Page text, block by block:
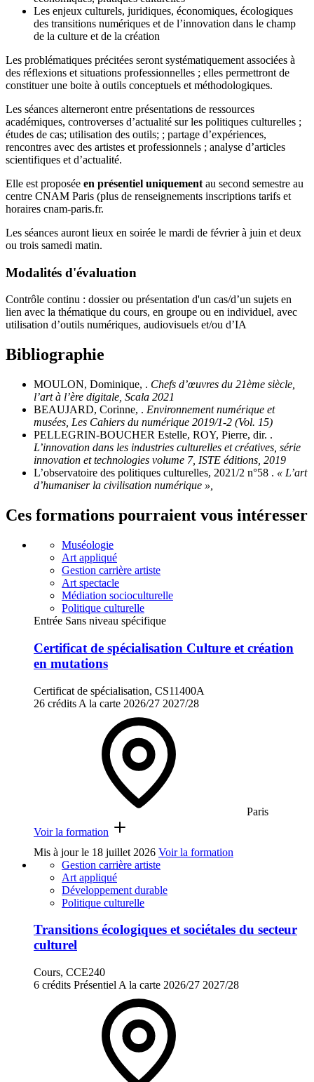
Les enjeux culturels, juridiques, économiques, écologiques
des transitions numériques et de l’innovation dans le champ
de la culture et de la création
Les problématiques précitées seront systématiquement associées à
des réflexions et situations professionnelles ; elles permettront de
constituer une boite à outils conceptuels et méthodologiques.
Les séances alterneront entre présentations de ressources
académiques, controverses d’actualité sur les politiques culturelles ;
études de cas; utilisation des outils; ; partage d’expériences,
rencontres avec des artistes et professionnels ; analyse d’articles
scientifiques et d’actualité.
Elle est proposée en présentiel uniquement au second semestre au
centre CNAM Paris (plus de renseignements inscriptions tarifs et
horaires cnam-paris.fr.
Les séances auront lieux en soirée le mardi de février à juin et deux
ou trois samedi matin.
Modalités d'évaluation
Contrôle continu : dossier ou présentation d'un cas/d’un sujets en
lien avec la thématique du cours, en groupe ou en individuel, avec
utilisation d’outils numériques, audiovisuels et/ou d’IA
Bibliographie
MOULON, Dominique, . Chefs d’œuvres du 21ème siècle,
l’art à l’ère digitale, Scala 2021
BEAUJARD, Corinne, . Environnement numérique et
musées, Les Cahiers du numérique 2019/1-2 (Vol. 15)
PELLEGRIN-BOUCHER Estelle, ROY, Pierre, dir. .
L’innovation dans les industries culturelles et créatives, série
innovation et technologies volume 7, ISTE éditions, 2019
L’observatoire des politiques culturelles, 2021/2 n°58 . « L’art
d’humaniser la civilisation numérique »,
Ces formations pourraient vous intéresser
Muséologie
Art appliqué
Gestion carrière artiste
Art spectacle
Médiation socioculturelle
Politique culturelle
Entrée Sans niveau spécifique
Certificat de spécialisation Culture et création
en mutations
Certificat de spécialisation, CS11400A
26 crédits A la carte 2026/27 2027/28
Paris
Voir la formation
Mis à jour le 18 juillet 2026 Voir la formation
Gestion carrière artiste
Art appliqué
Développement durable
Politique culturelle
Transitions écologiques et sociétales du secteur
culturel
Cours, CCE240
6 crédits Présentiel A la carte 2026/27 2027/28